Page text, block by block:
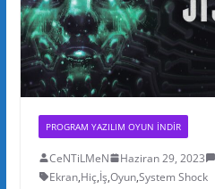
PROGRAM YAZILIM OYUN INDIR
CeNTiLMeN Haziran 29, 2023
Ekran,Hiç,İş,Oyun,System Shock